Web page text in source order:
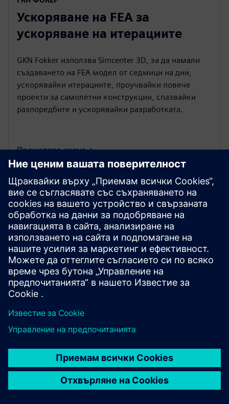
Ускоряване на FEA за
ускоряване на итерациите
GKN Fokker използва Simcenter 3D, за да намали
създаването на FEA модел от седмици на дни,
ускорявайки итерациите, проучвайки повече
проекти за самолетни конструкции, спазвайки
разпоредбите и ускорявайки разработката.
Прочетете казус
ИНТЕРЛАКЕН
Позволяване на бързи, лесни и
ефективни итерации на
дизайна
Interlaken използва Simcenter за ефективни
симулации на формоване на долове, като времето